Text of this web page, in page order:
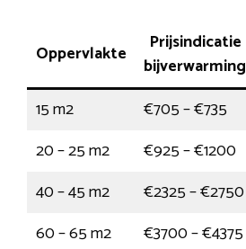
Oppervlakte
Prijsindicatie
bijverwarming
15 m2
€705 – €735
20 – 25 m2
€925 – €1200
40 – 45 m2
€2325 – €2750
60 – 65 m2
€3700 – €4375